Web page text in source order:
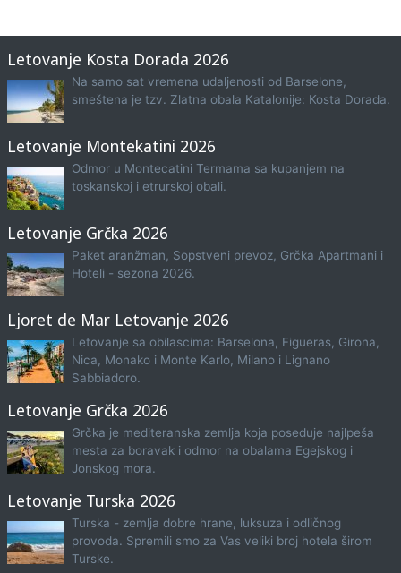
Letovanje Kosta Dorada 2026
Na samo sat vremena udaljenosti od Barselone,
smeštena je tzv. Zlatna obala Katalonije: Kosta Dorada.
Letovanje Montekatini 2026
Odmor u Montecatini Termama sa kupanjem na
toskanskoj i etrurskoj obali.
Letovanje Grčka 2026
Paket aranžman, Sopstveni prevoz, Grčka Apartmani i
Hoteli - sezona 2026.
Ljoret de Mar Letovanje 2026
Letovanje sa obilascima: Barselona, Figueras, Girona,
Nica, Monako i Monte Karlo, Milano i Lignano
Sabbiadoro.
Letovanje Grčka 2026
Grčka je mediteranska zemlja koja poseduje najlpeša
mesta za boravak i odmor na obalama Egejskog i
Jonskog mora.
Letovanje Turska 2026
Turska - zemlja dobre hrane, luksuza i odličnog
provoda. Spremili smo za Vas veliki broj hotela širom
Turske.